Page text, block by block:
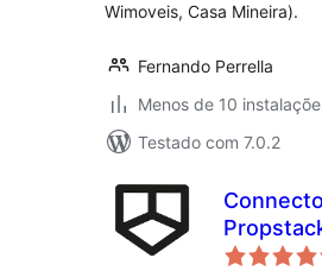
Wimoveis, Casa Mineira).
Fernando Perrella
Menos de 10
Testado com 7.0.2